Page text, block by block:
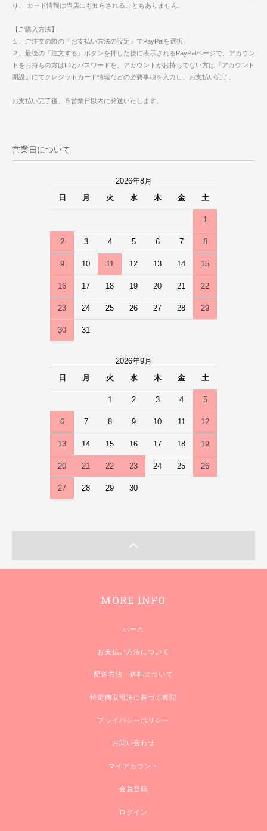
り、 カード情報は当店にも知らされることもありません。
【ご購入方法】
１、ご注文の際の『お支払い方法の設定』でPayPalを選択。
２、最後の『注文する』ボタンを押した後に表示されるPayPalページで、アカウン
トをお持ちの方はIDとパスワードを、アカウントがお持ちでない方は『アカウント
開設』にてクレジットカード情報などの必要事項を入力し、お支払い完了。
お支払い完了後、５営業日以内に発送いたします。
営業日について
2026年8月
日
月 火 水 木 金 土
1
2 3 4 5 6 7 8
9 10 11 12 13 14 15
16 17 18 19 20 21 22
23 24 25 26 27 28 29
30 31
2026年9月
日
月 火 水 木 金 土
1 2 3 4 5
6 7 8 9 10 11 12
13 14 15 16 17 18 19
20 21 22 23 24 25 26
27 28 29 30
MORE INFO
ホーム
お支払い方法について
配送方法・送料について
特定商取引法に基づく表記
プライバシーポリシー
お問い合わせ
マイアカウント
会員登録
ログイン